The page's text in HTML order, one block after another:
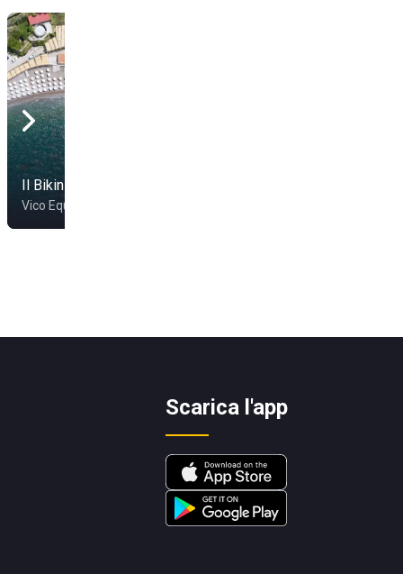
Il Bikini
Vico Equense
Scarica l'app